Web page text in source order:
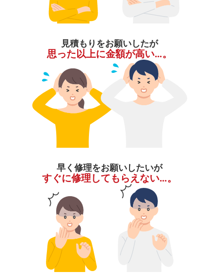
見積もりをお願いしたが
思った以上に金額が高い…。
早く修理をお願いしたいが
すぐに修理してもらえない…。